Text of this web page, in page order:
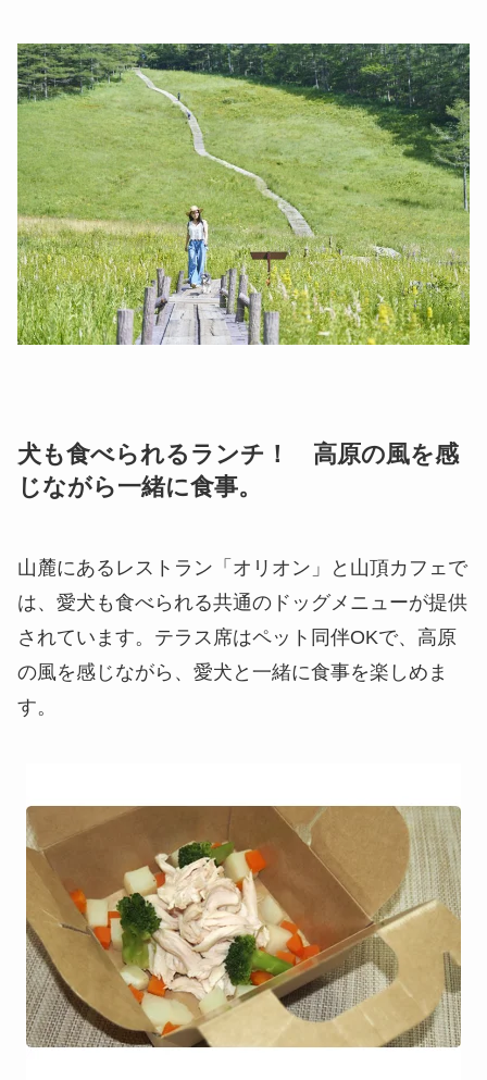
犬も食べられるランチ！ 高原の風を感
じながら一緒に食事。
山麓にあるレストラン「オリオン」と山頂カフェで
は、愛犬も食べられる共通のドッグメニューが提供
されています。テラス席はペット同伴OKで、高原
の風を感じながら、愛犬と一緒に食事を楽しめま
す。